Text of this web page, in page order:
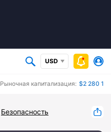
USD
Рыночная капитализация: $2 280
Безопасность